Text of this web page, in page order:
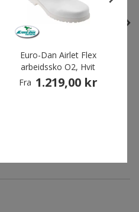
Monitor Ymer vernetresko
med helreim SB, Svart
Euro-Dan Airlet Flex
arbeidssko O2, Hvit
Fra 1.219,00 kr